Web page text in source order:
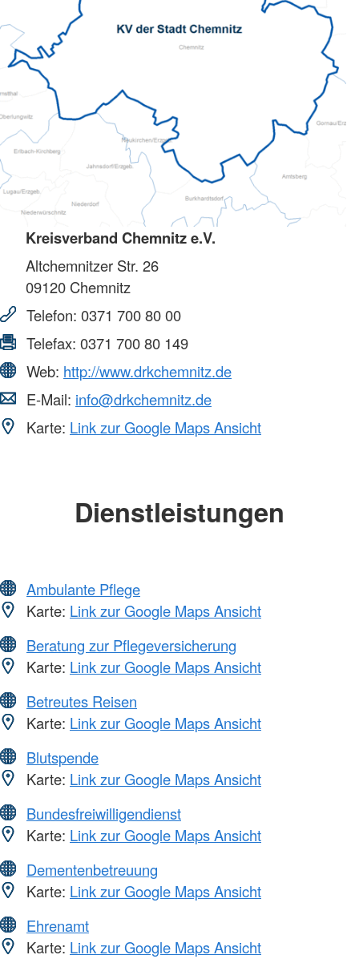
Kreisverband Chemnitz e.V.
Altchemnitzer Str. 26
09120 Chemnitz
Telefon: 0371 700 80 00
Telefax: 0371 700 80 149
Web: http://www.drkchemnitz.de
E-Mail: info@drkchemnitz.de
Karte: Link zur Google Maps Ansicht
Dienstleistungen
Ambulante Pflege
Karte: Link zur Google Maps Ansicht
Beratung zur Pflegeversicherung
Karte: Link zur Google Maps Ansicht
Betreutes Reisen
Karte: Link zur Google Maps Ansicht
Blutspende
Karte: Link zur Google Maps Ansicht
Bundesfreiwilligendienst
Karte: Link zur Google Maps Ansicht
Dementenbetreuung
Karte: Link zur Google Maps Ansicht
Ehrenamt
Karte: Link zur Google Maps Ansicht